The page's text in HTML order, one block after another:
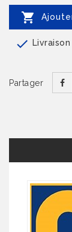


Partager